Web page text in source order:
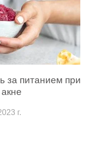
за питанием при
г.